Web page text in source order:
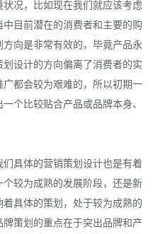
况，比如现在我们就应该考虑
目前潜在的消费者和主要的购
向是非常有效的，毕竟产品永
设计的方向偏离了消费者的实
都会较为艰难的，所以初期一
个比较贴合产品或品牌本身、
具体的营销策划设计也是有着
较为成熟的发展阶段，还是新
具体的策划，处于较为成熟的
策划的重点在于突出品牌和产